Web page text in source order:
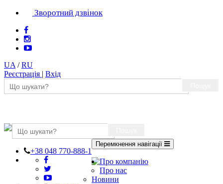
Зворотний дзвінок
UA /RU
Реєстрація | Вхід
+38 048 770-888-1
Перемкнення навігації
Про компанію
Про нас
Новини